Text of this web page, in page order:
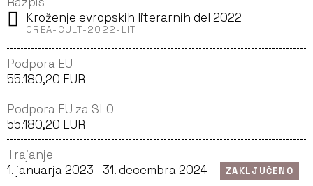
Kroženje evropskih literarnih del 2022
CREA-CULT-2022-LIT
Podpora EU
55.180,20 EUR
Podpora EU za SLO
55.180,20 EUR
Trajanje
1. januarja 2023 - 31. decembra 2024
ZAKLJUČENO